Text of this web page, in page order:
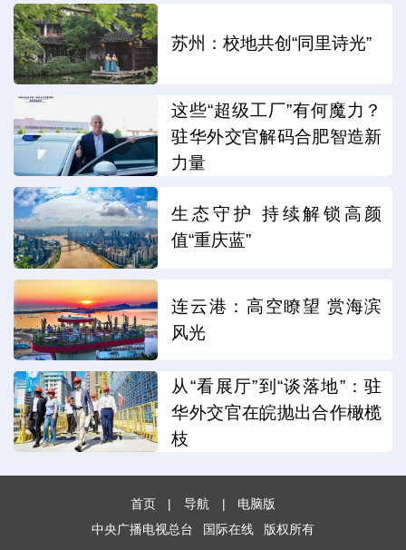
苏州：校地共创“同里诗光”
这些“超级工厂”有何魔力？
驻华外交官解码合肥智造新
力量
生态守护 持续解锁高颜
值“重庆蓝”
连云港：高空瞭望 赏海滨
风光
从“看展厅”到“谈落地”：驻
华外交官在皖抛出合作橄榄
枝
首页 | 导航 |
电脑版
中央广播电视总台
国际在线 版权所有